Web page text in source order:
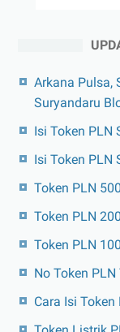
Arkana Pulsa,
Suryandaru
Isi Token PLN
Isi Token PLN
Token PLN
Token PLN
Token PLN
No Token
Cara Isi Token